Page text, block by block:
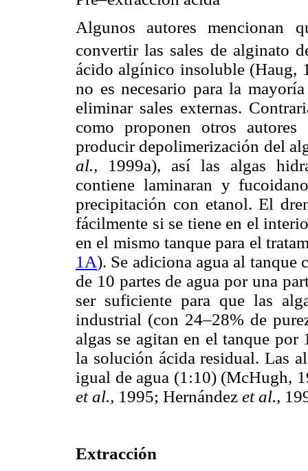
Algunos autores mencionan
convertir las sales de alginato
ácido algínico insoluble (Haug,
no es necesario para la
eliminar sales externas.
como proponen otros
producir depolimerización del
al., 1999a), así las algas
contiene laminaran y
precipitación con etanol. El
fácilmente si se tiene en el
en el mismo tanque para el
1A). Se adiciona agua al tanque
de 10 partes de agua por una
ser suficiente para que las
industrial (con 24–28% de
algas se agitan en el tanque por
la solución ácida residual. Las
igual de agua (1:10) (McHugh,
et al., 1995; Hernández et al.,
Extracción